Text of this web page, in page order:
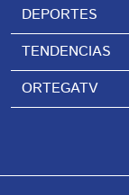
DEPORTES
TENDENCIAS
ORTEGATV